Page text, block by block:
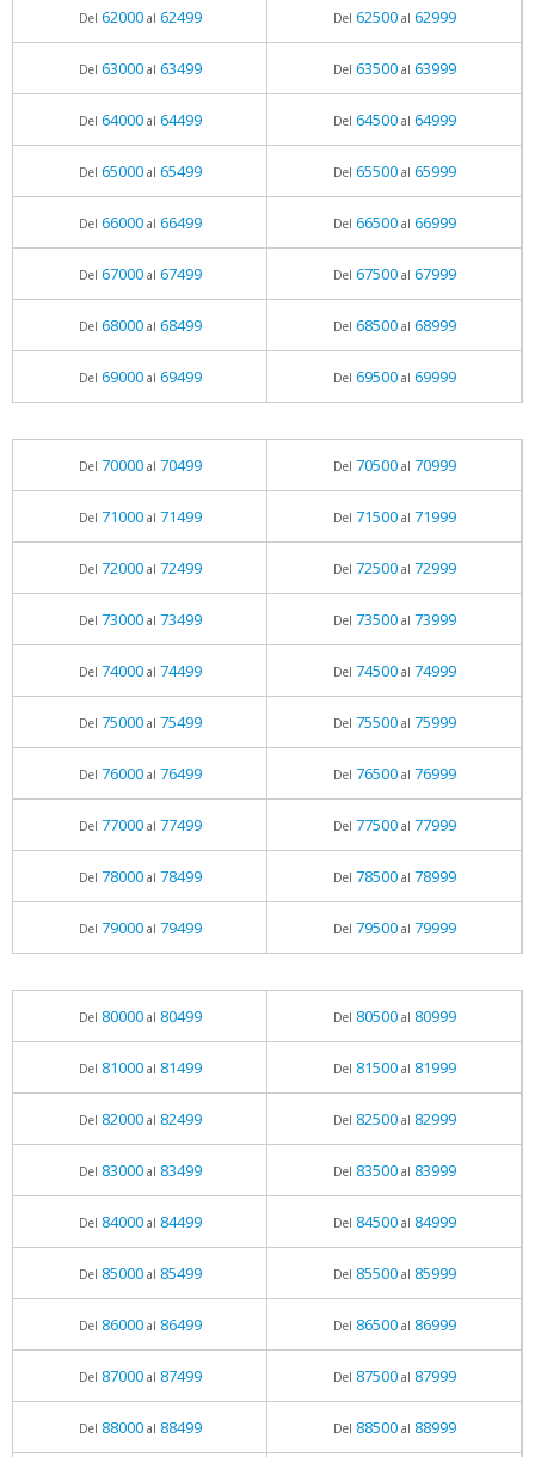
Del 62000al 62499 Del 62500al 62999
Del 63000al 63499 Del 63500al 63999
Del 64000al 64499 Del 64500al 64999
Del 65000al 65499 Del 65500al 65999
Del 66000al 66499 Del 66500al 66999
Del 67000al 67499 Del 67500al 67999
Del 68000al 68499 Del 68500al 68999
Del 69000al 69499 Del 69500al 69999
Del 70000al 70499 Del 70500al 70999
Del 71000al 71499 Del 71500al 71999
Del 72000al 72499 Del 72500al 72999
Del 73000al 73499 Del 73500al 73999
Del 74000al 74499 Del 74500al 74999
Del 75000al 75499 Del 75500al 75999
Del 76000al 76499 Del 76500al 76999
Del 77000al 77499 Del 77500al 77999
Del 78000al 78499 Del 78500al 78999
Del 79000al 79499 Del 79500al 79999
Del 80000al 80499 Del 80500al 80999
Del 81000al 81499 Del 81500al 81999
Del 82000al 82499 Del 82500al 82999
Del 83000al 83499 Del 83500al 83999
Del 84000al 84499 Del 84500al 84999
Del 85000al 85499 Del 85500al 85999
Del 86000al 86499 Del 86500al 86999
Del 87000al 87499 Del 87500al 87999
Del 88000al 88499 Del 88500al 88999